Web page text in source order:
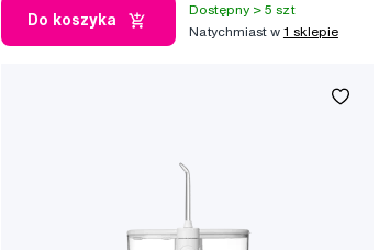
Do koszyka
Dostępny > 5 szt
Natychmiast w 1 sklepie